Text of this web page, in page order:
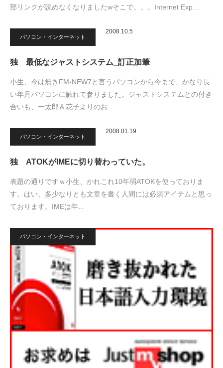
部リンクが読めなくなりましたwそこで。。。Internet Exp…
パソコン・インターネット
2008.10.5
独 最低なジャストシステム_訂正加筆
小生、今は無きFM-NEW7と言うパソコンから今まで、かなり長
い年月パソコンに触れて参りました。ジャストシステムとの付き
合いも、一太郎＆花子よりのお…
パソコン・インターネット
2008.01.19
独 ATOKがIMEに切り替わっていた。
表題の通りですｗ小生、かれこれ10年弱ATOKを使っておりま
す。はい、多少なりとも文章を書く人間には必須アイテムと思っ
ております。IMEは年…
パソコン・インターネット